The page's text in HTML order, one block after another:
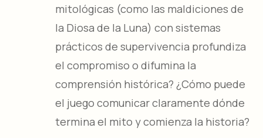
mitológicas (como las maldiciones de
la Diosa de la Luna) con sistemas
prácticos de supervivencia profundiza
el compromiso o difumina la
comprensión histórica? ¿Cómo puede
el juego comunicar claramente dónde
termina el mito y comienza la historia?